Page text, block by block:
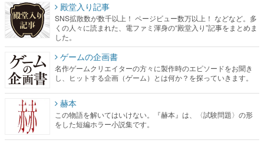
殿堂入り記事
SNS拡散数が数千以上！ ページビュー数万以上！ などなど。多
くの人々に読まれた、電ファミ渾身の“殿堂入り”記事をまとめま
した。
ゲームの企画書
名作ゲームクリエイターの方々に製作時のエピソードをお聞き
し、ヒットする企画（ゲーム）とは何か？を探っていきます。
赫本
この物語を解いてはいけない。『赫本』は、〈試験問題〉の形
をした短編ホラー小説集です。